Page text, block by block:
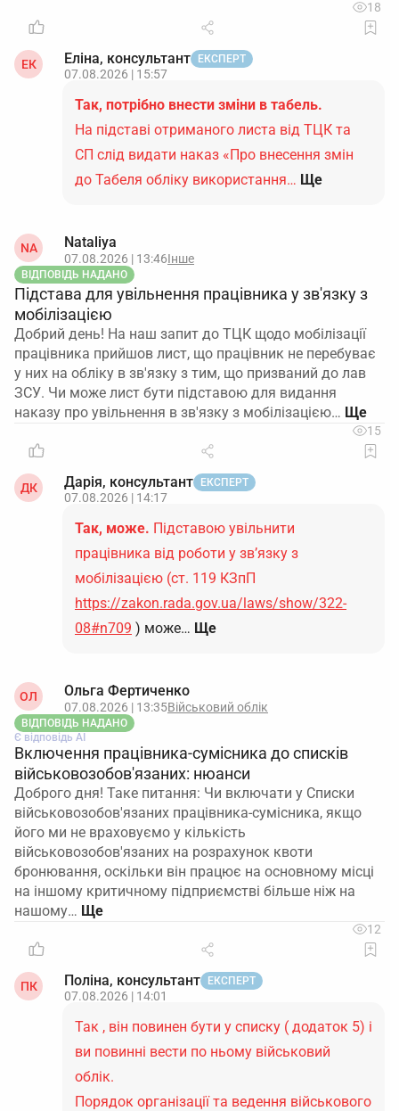
18
ЕК Еліна, консультант ЕКСПЕРТ
07.08.2026 | 15:57
Так, потрібно внести зміни в табель.
На підставі отриманого листа від ТЦК та
СП слід видати наказ «Про внесення змін
до Табеля обліку використання… Ще
NA Nataliya
07.08.2026 | 13:46Інше
ВІДПОВІДЬ НАДАНО
Підстава для увільнення працівника у зв'язку з
мобілізацією
Добрий день! На наш запит до ТЦК щодо мобілізації
працівника прийшов лист, що працівник не перебуває
у них на обліку в зв'язку з тим, що призваний до лав
ЗСУ. Чи може лист бути підставою для видання
наказу про увільнення в зв'язку з мобілізацією…
15
ДК Дарія, консультант ЕКСПЕРТ
07.08.2026 | 14:17
Так, може. Підставою увільнити
працівника від роботи у зв’язку з
мобілізацією (ст. 119 КЗпП
https://zakon.rada.gov.ua/laws/show/322-
08#n709 ) може… Ще
ОЛ Ольга Фертиченко
07.08.2026 | 13:35Військовий облік
ВІДПОВІДЬ НАДАНО
Є відповідь АІ
Включення працівника-сумісника до списків
військовозобов'язаних: нюанси
Доброго дня! Таке питання: Чи включати у Списки
військовозобов'язаних працівника-сумісника, якщо
його ми не враховуємо у кількість
військовозобов'язаних на розрахунок квоти
бронювання, оскільки він працює на основному місці
на іншому критичному підприємстві більше ніж на
нашому…
12
ПК Поліна, консультант ЕКСПЕРТ
07.08.2026 | 14:01
Так , він повинен бути у списку ( додаток 5) і
ви повинні вести по ньому військовий
облік.
Порядок організації та ведення військового